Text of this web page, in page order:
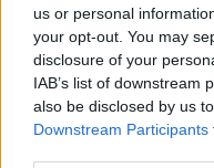
us or personal
your opt-out. You may
disclosure of your
IAB’s list of downstream
also be disclosed by us
Downstream Participants